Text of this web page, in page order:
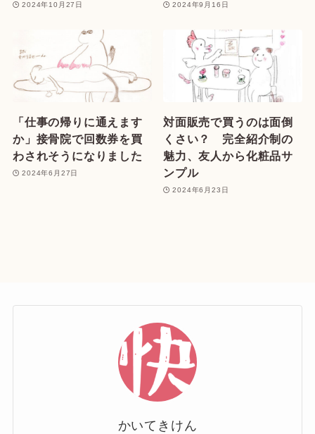
2024年10月27日 2024年9月16日
「仕事の帰りに通えます
か」接骨院で回数券を買
わされそうになりました
2024年6月27日
対面販売で買うのは面倒
くさい？ 完全紹介制の
魅力、友人から化粧品サ
ンプル
2024年6月23日
かいてきけん